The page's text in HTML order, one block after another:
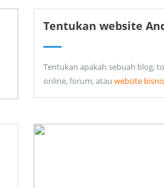
Tentukan website
Tentukan apakah sebuah blog,
online, forum, atau website bisnis